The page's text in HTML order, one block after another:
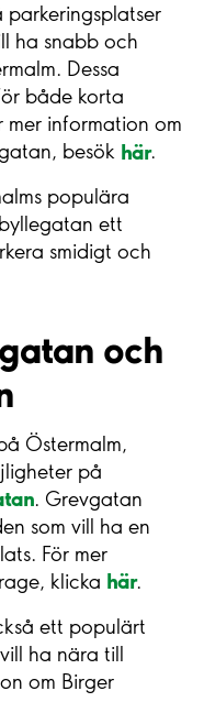
ha snabb och
Dessa
både korta
mer information om
besök här.
populära
ett
smidigt och
och
Östermalm,
på
. Grevgatan
som vill ha en
För mer
klicka här.
ett populärt
ha nära till
om Birger